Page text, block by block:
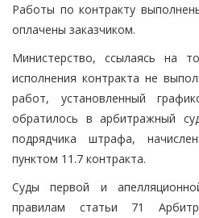
Работы по контракту
оплачены заказчиком.
Министерство, ссылаясь на
исполнения контракта не
работ, установленный
обратилось в арбитражный
подрядчика штрафа,
пунктом 11.7 контракта.
Суды первой и
правилам статьи 71